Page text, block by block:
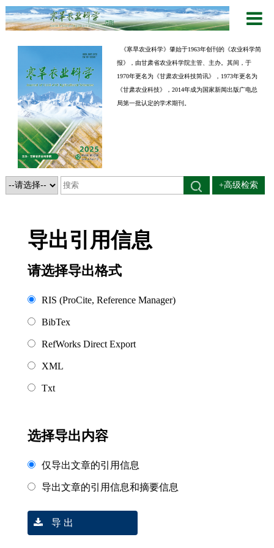
《寒旱农业科学》肇始于1963年创刊的《农业科学简
报》，由甘肃省农业科学院主管、主办。其间，于
1970年更名为《甘肃农业科技简讯》，1973年更名为
《甘肃农业科技》，2014年成为国家新闻出版广电总
局第一批认定的学术期刊。
+高级检索
导出引用信息
请选择导出格式
RIS (ProCite, Reference Manager)
BibTex
RefWorks Direct Export
XML
Txt
选择导出内容
仅导出文章的引用信息
导出文章的引用信息和摘要信息
导 出